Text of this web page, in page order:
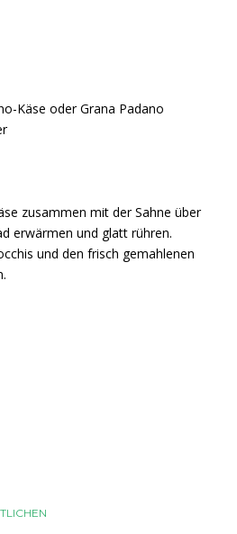
Käse oder Grana Padano
zusammen mit der Sahne über
erwärmen und glatt rühren.
und den frisch gemahlenen